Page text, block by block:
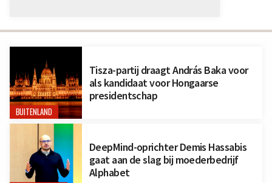
BUITENLAND
Tisza-partij draagt András Baka voor
als kandidaat voor Hongaarse
presidentschap
DeepMind-oprichter Demis Hassabis
gaat aan de slag bij moederbedrijf
Alphabet